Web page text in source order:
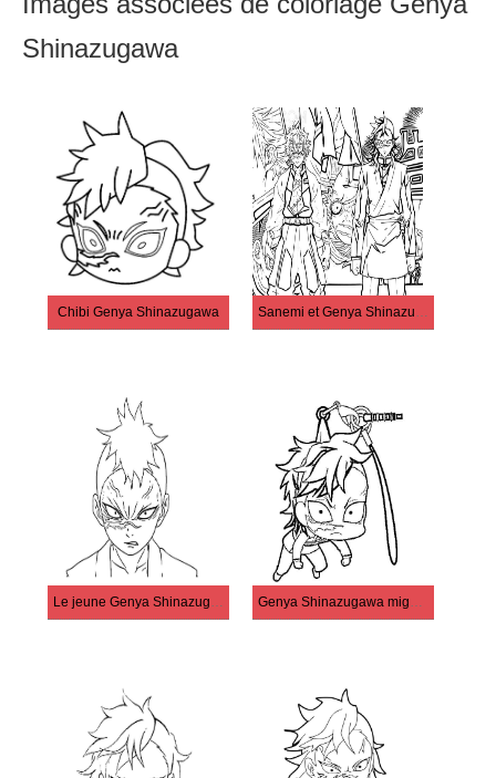
Shinazugawa
Chibi Genya Shinazugawa Sanemi et Genya Shinazugawa
Le jeune Genya Shinazugawa Genya Shinazugawa mignon